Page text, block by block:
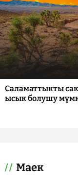
Саламаттыкты
ысык болушу
Маек